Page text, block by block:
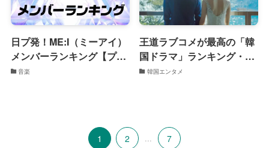
日プ発！ME:I（ミーアイ）
メンバーランキング【プロ
フィールも紹介】
音楽
王道ラブコメが最高の「韓
国ドラマ」ランキング・
2024年7月版
韓国エンタメ
1 2 ... 7